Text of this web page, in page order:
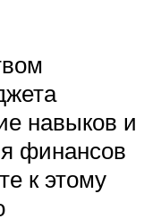
навыков и
финансов
к этому